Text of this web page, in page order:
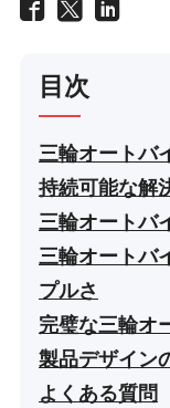
目次
三輪オートバ
持続可能な解
三輪オートバ
三輪オートバ
プルさ
完璧な三輪オ
製品デザイン
よくある質問